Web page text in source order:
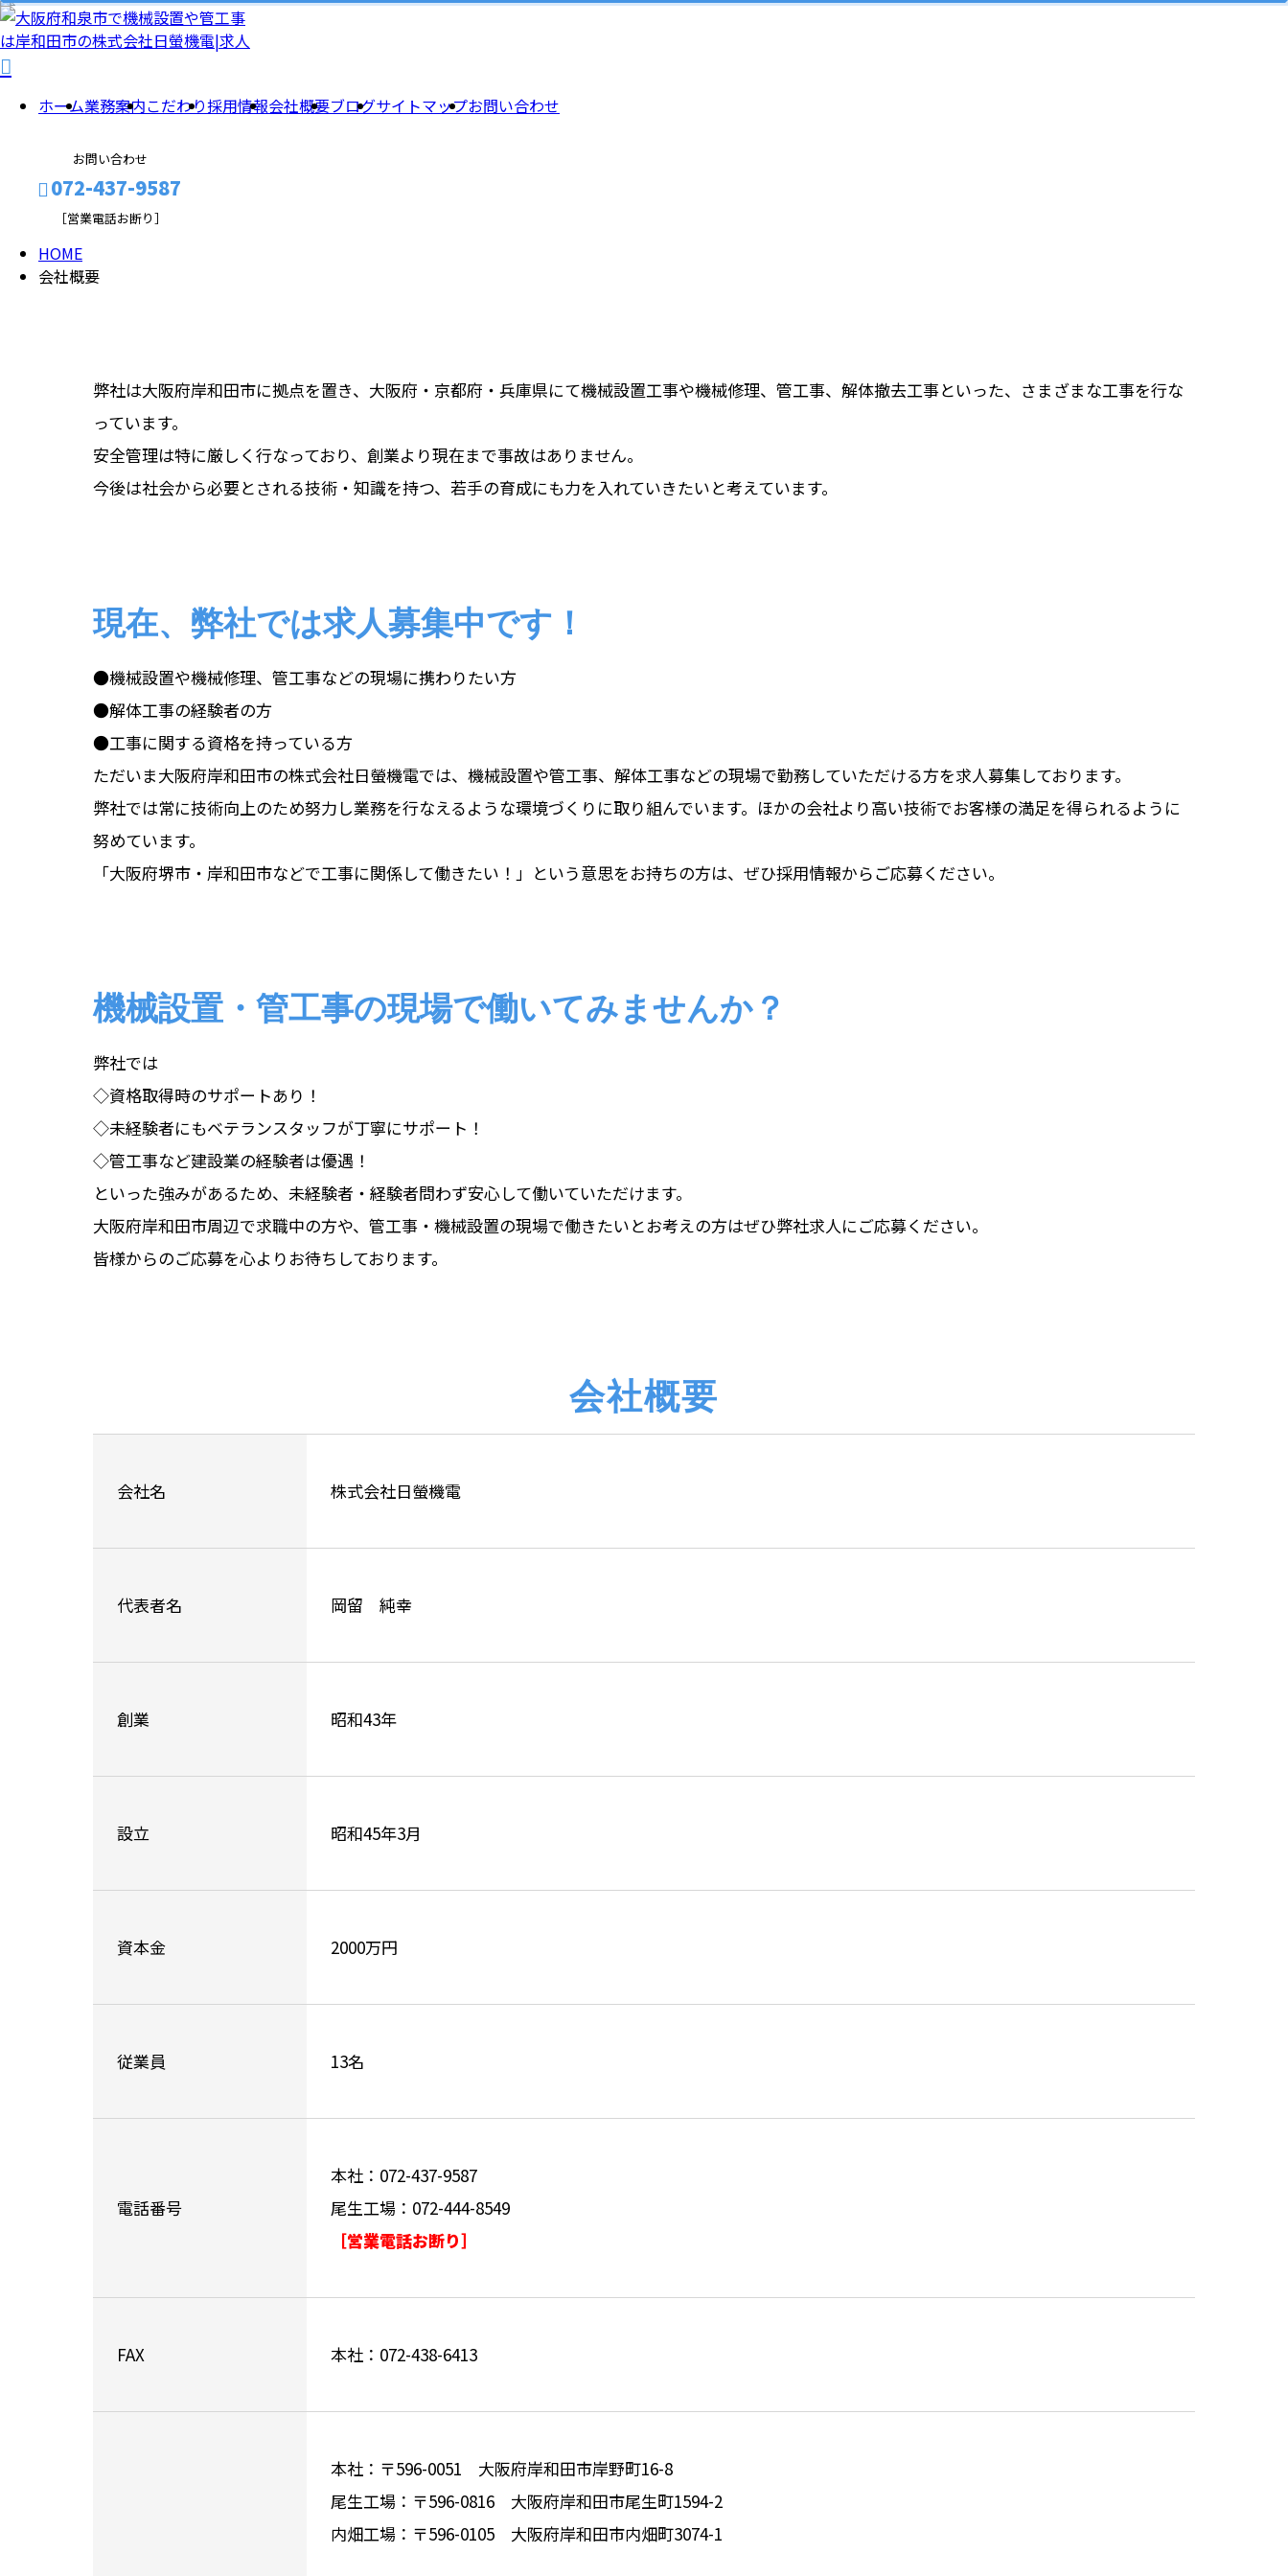
ホーム業務案内こだわり採用情報会社概要ブログサイトマップお問い合わせ
お問い合わせ
072-437-9587
［営業電話お断り］
メールフォーム
会
概
要
INFORMATION
HOME
会社概要
弊社は大阪府岸和田市に拠点を置き、大阪府・京都府・兵庫県にて機械設置工事や機械修理、管工事、解体撤去工事といった、さまざまな工事を行な
っています。
安全管理は特に厳しく行なっており、創業より現在まで事故はありません。
今後は社会から必要とされる技術・知識を持つ、若手の育成にも力を入れていきたいと考えています。
現在、弊社では求人募集中です！
●機械設置や機械修理、管工事などの現場に携わりたい方
●解体工事の経験者の方
●工事に関する資格を持っている方
ただいま大阪府岸和田市の株式会社日螢機電では、機械設置や管工事、解体工事などの現場で勤務していただける方を求人募集しております。
弊社では常に技術向上のため努力し業務を行なえるような環境づくりに取り組んでいます。ほかの会社より高い技術でお客様の満足を得られるように
努めています。
「大阪府堺市・岸和田市などで工事に関係して働きたい！」という意思をお持ちの方は、ぜひ採用情報からご応募ください。
機械設置・管工事の現場で働いてみませんか？
弊社では
◇資格取得時のサポートあり！
◇未経験者にもベテランスタッフが丁寧にサポート！
◇管工事など建設業の経験者は優遇！
といった強みがあるため、未経験者・経験者問わず安心して働いていただけます。
大阪府岸和田市周辺で求職中の方や、管工事・機械設置の現場で働きたいとお考えの方はぜひ弊社求人にご応募ください。
皆様からのご応募を心よりお待ちしております。
会社概要
会社名 株式会社日螢機電
代表者名 岡留 純幸
創業 昭和43年
設立 昭和45年3月
資本金 2000万円
従業員 13名
電話番号
本社：072-437-9587
尾生工場：072-444-8549
［営業電話お断り］
FAX 本社：072-438-6413
本社：〒596-0051 大阪府岸和田市岸野町16-8
尾生工場：〒596-0816 大阪府岸和田市尾生町1594-2
内畑工場：〒596-0105 大阪府岸和田市内畑町3074-1